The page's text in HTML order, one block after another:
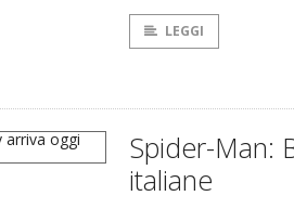
LEGGI
Spider-Man:
italiane